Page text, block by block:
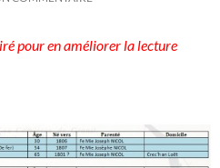
pour en améliorer la lecture